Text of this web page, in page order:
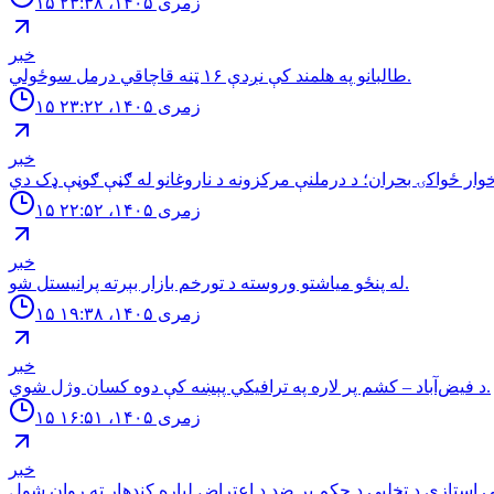
خبر
طالبانو په هلمند كې نږدې ۱۶ ټنه قاچاقي درمل سوځولي.
۱۵ زمری ۱۴۰۵، ۲۳:۲۲
خبر
۱۵ زمری ۱۴۰۵، ۲۲:۵۲
خبر
له پنځو مياشتو وروسته د تورخم بازار بېرته پرانيستل شو.
۱۵ زمری ۱۴۰۵، ۱۹:۳۸
خبر
د فیض‌آباد – کشم پر لاره په ترافیکي پېښه کې دوه کسان وژل شوي.
۱۵ زمری ۱۴۰۵، ۱۶:۵۱
خبر